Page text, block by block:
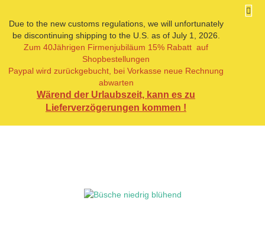
Due to the new customs regulations, we will unfortunately
be discontinuing shipping to the U.S. as of July 1, 2026.
Zum 40Jährigen Firmenjubiläum 15% Rabatt auf
Shopbestellungen
Paypal wird zurückgebucht, bei Vorkasse neue Rechnung
abwarten
Wärend der Urlaubszeit, kann es zu
Lieferverzögerungen kommen !
« Erster « zurück weiter »
Letzter »
Artikel in dieser Kategorie
Büsche niedrig blühend